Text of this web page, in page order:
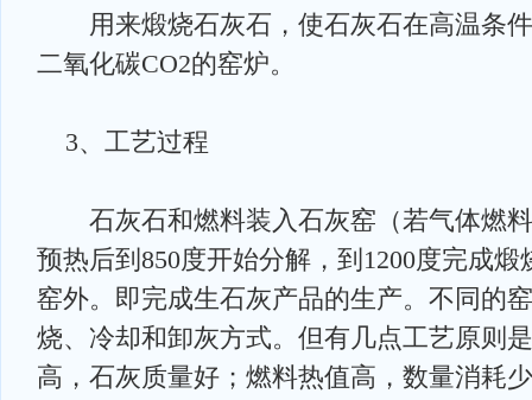
用来煅烧石灰石，使石灰石在高温条件
二氧化碳CO2的窑炉。
3、工艺过程
石灰石和燃料装入石灰窑（若气体燃料
预热后到850度开始分解，到1200度完成
窑外。即完成生石灰产品的生产。不同的
烧、冷却和卸灰方式。但有几点工艺原则
高，石灰质量好；燃料热值高，数量消耗